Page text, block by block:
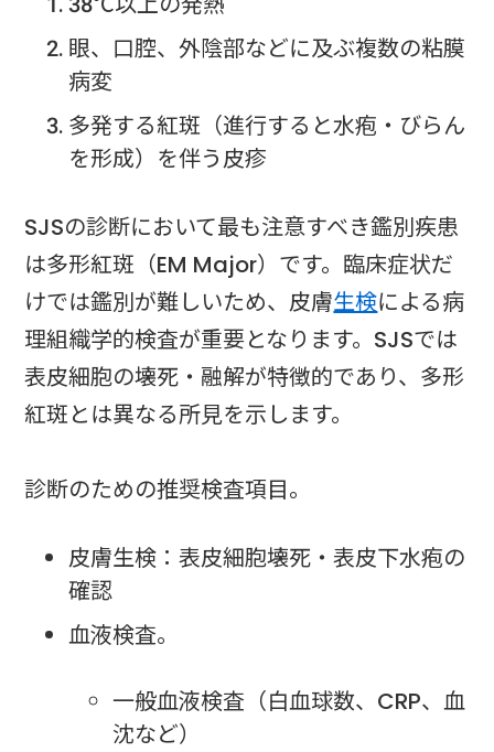
眼、口腔、外陰部などに及ぶ複数の粘膜
病変
多発する紅斑（進行すると水疱・びらん
を形成）を伴う皮疹
SJSの診断において最も注意すべき鑑別疾患
は多形紅斑（EM Major）です。臨床症状だ
けでは鑑別が難しいため、皮膚生検による病
理組織学的検査が重要となります。SJSでは
表皮細胞の壊死・融解が特徴的であり、多形
紅斑とは異なる所見を示します。
診断のための推奨検査項目。
皮膚生検：表皮細胞壊死・表皮下水疱の
確認
血液検査。
一般血液検査（白血球数、CRP、血
沈など）